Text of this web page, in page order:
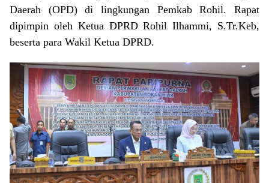
Daerah (OPD) di lingkungan Pemkab Rohil. Rapat
dipimpin oleh Ketua DPRD Rohil Ilhammi, S.Tr.Keb,
beserta para Wakil Ketua DPRD.